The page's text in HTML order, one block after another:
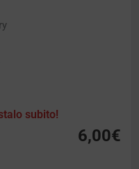
subito!
6,00€